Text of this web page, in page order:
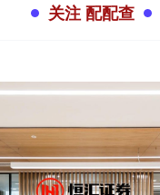
关注 配配查